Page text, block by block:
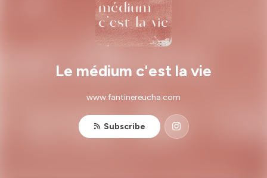
Le médium c'est la vie
www.fantinereucha.com
Subscribe